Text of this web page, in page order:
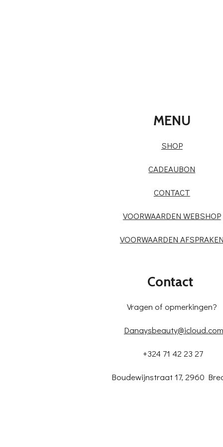
MENU
SHOP
CADEAUBON
CONTACT
VOORWAARDEN WEBSHOP
VOORWAARDEN AFSPRAKEN
Contact
Vragen of opmerkingen?
Danaysbeauty@icloud.com
+324 71 42 23 27
Boudewijnstraat 17, 2960